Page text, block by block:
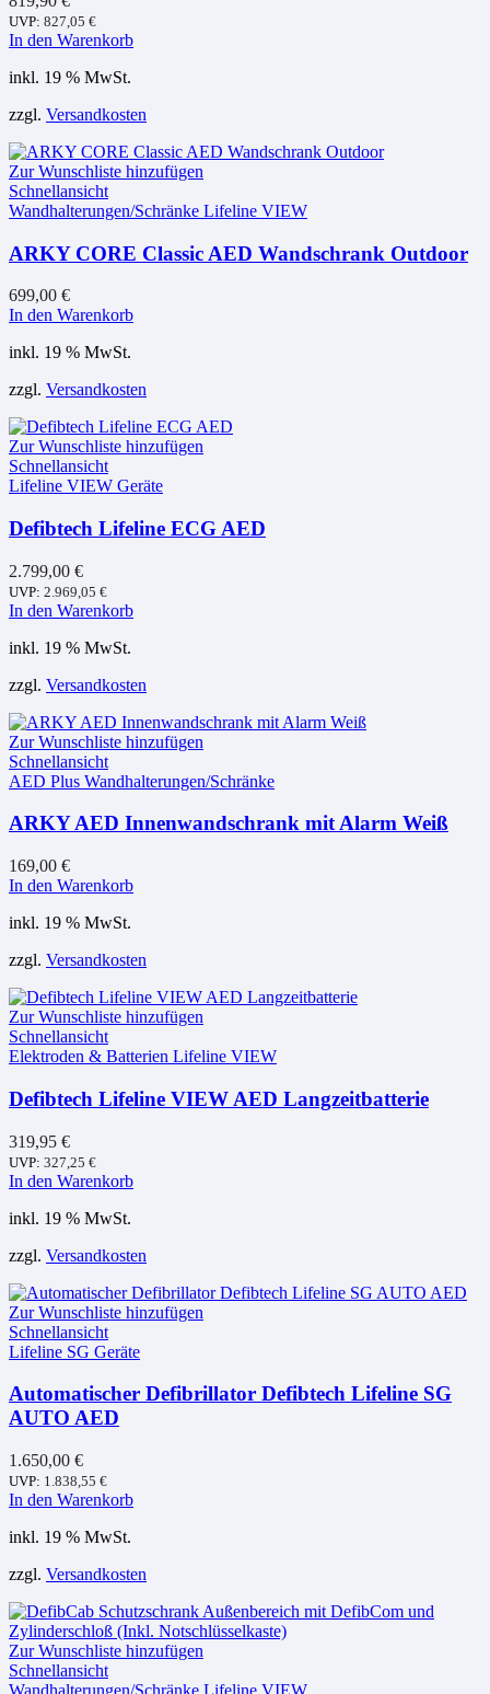
UVP: 827,05 €
In den Warenkorb
inkl. 19 % MwSt.
zzgl. Versandkosten
Zur Wunschliste hinzufügen
Schnellansicht
Wandhalterungen/Schränke Lifeline VIEW
ARKY CORE Classic AED Wandschrank Outdoor
699,00 €
In den Warenkorb
inkl. 19 % MwSt.
zzgl. Versandkosten
Zur Wunschliste hinzufügen
Schnellansicht
Lifeline VIEW Geräte
Defibtech Lifeline ECG AED
2.799,00 €
UVP: 2.969,05 €
In den Warenkorb
inkl. 19 % MwSt.
zzgl. Versandkosten
Zur Wunschliste hinzufügen
Schnellansicht
AED Plus Wandhalterungen/Schränke
ARKY AED Innenwandschrank mit Alarm Weiß
169,00 €
In den Warenkorb
inkl. 19 % MwSt.
zzgl. Versandkosten
Zur Wunschliste hinzufügen
Schnellansicht
Elektroden & Batterien Lifeline VIEW
Defibtech Lifeline VIEW AED Langzeitbatterie
319,95 €
UVP: 327,25 €
In den Warenkorb
inkl. 19 % MwSt.
zzgl. Versandkosten
Zur Wunschliste hinzufügen
Schnellansicht
Lifeline SG Geräte
Automatischer Defibrillator Defibtech Lifeline SG
AUTO AED
1.650,00 €
UVP: 1.838,55 €
In den Warenkorb
inkl. 19 % MwSt.
zzgl. Versandkosten
Zur Wunschliste hinzufügen
Schnellansicht
Wandhalterungen/Schränke Lifeline VIEW